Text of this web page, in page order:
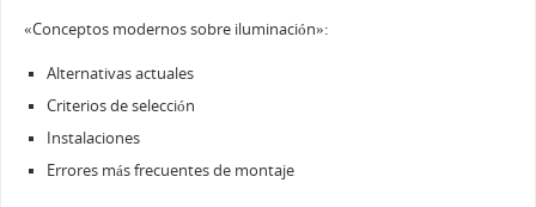
«Conceptos modernos sobre iluminación»:
Alternativas actuales
Criterios de selección
Instalaciones
Errores más frecuentes de montaje